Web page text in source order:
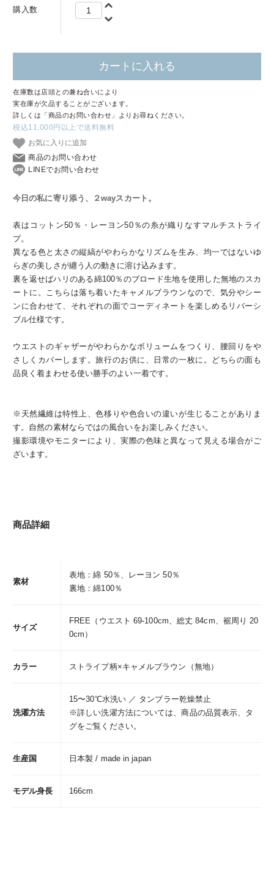
購入数
カートに入れる
在庫数は店頭との兼ね合いにより
実在庫が欠品することがございます。
詳しくは「商品のお問い合わせ」よりお尋ねください。
税込11,000円以上で送料無料
お気に入りに追加
商品のお問い合わせ
LINEでお問い合わせ
今日の私に寄り添う、２wayスカート。
表はコットン50％・レーヨン50％の糸が織りなすマルチストライ
プ。
異なる色と太さの縦縞がやわらかなリズムを生み、均一ではないゆ
らぎの美しさが纏う人の動きに溶け込みます。
裏を返せばハリのある綿100％のブロード生地を使用した無地のスカ
ートに。こちらは落ち着いたキャメルブラウンなので、気分やシー
ンに合わせて、それぞれの面でコーディネートを楽しめるリバーシ
ブル仕様です。
ウエストのギャザーがやわらかなボリュームをつくり、腰回りをや
さしくカバーします。旅行のお供に、日常の一枚に。どちらの面も
品良く着まわせる使い勝手のよい一着です。
※天然繊維は特性上、色移りや色合いの違いが生じることがありま
す。自然の素材ならではの風合いをお楽しみください。
撮影環境やモニターにより、実際の色味と異なって見える場合がご
ざいます。
商品詳細
素材
表地：綿 50％、レーヨン 50％
裏地：綿100％
サイズ
FREE（ウエスト 69-100cm、総丈 84cm、裾周り 20
0cm）
カラー ストライプ柄×キャメルブラウン（無地）
洗濯方法
15〜30℃水洗い ／ タンブラー乾燥禁止
※詳しい洗濯方法については、商品の品質表示、タ
グをご覧ください。
生産国 日本製 / made in japan
モデル身長 166cm